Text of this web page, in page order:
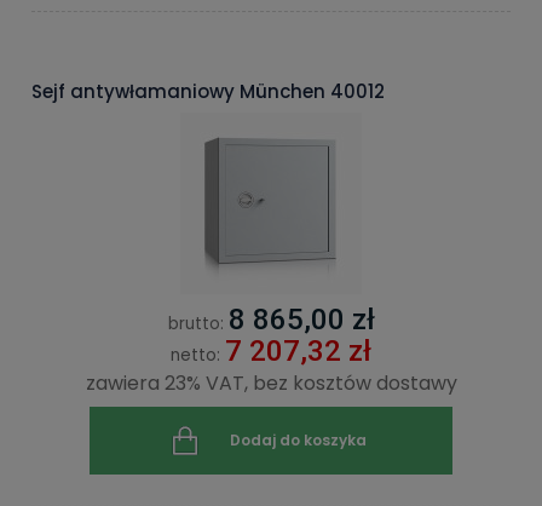
Sejf antywłamaniowy München 40012
brutto: 8 865,00 zł
netto: 7 207,32 zł
zawiera 23% VAT, bez kosztów dostawy
Dodaj do koszyka